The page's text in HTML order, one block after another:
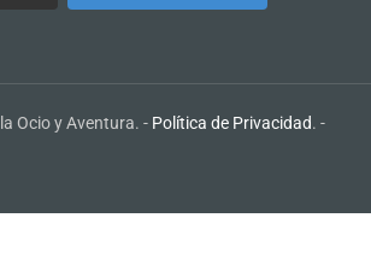
Ocio y Aventura. - Política de Privacidad. -